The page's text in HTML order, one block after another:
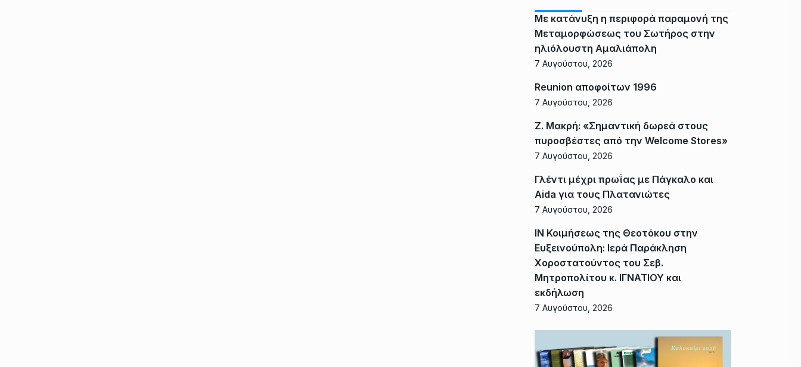
Με κατάνυξη η περιφορά παραμονή της
Μεταμορφώσεως του Σωτήρος στην
ηλιόλουστη Αμαλιάπολη
7 Αυγούστου, 2026
Reunion αποφοίτων 1996
7 Αυγούστου, 2026
Ζ. Μακρή: «Σημαντική δωρεά στους
πυροσβέστες από την Welcome Stores»
7 Αυγούστου, 2026
Γλέντι μέχρι πρωΐας με Πάγκαλο και
Aida για τους Πλατανιώτες
7 Αυγούστου, 2026
ΙΝ Κοιμήσεως της Θεοτόκου στην
Ευξεινούπολη: Ιερά Παράκληση
Χοροστατούντος του Σεβ.
Μητροπολίτου κ. ΙΓΝΑΤΙΟΥ και
εκδήλωση
7 Αυγούστου, 2026